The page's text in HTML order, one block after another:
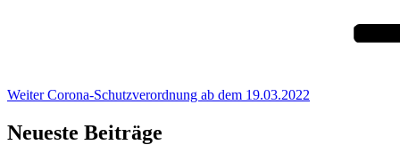
Weiter Corona-Schutzverordnung ab dem 19.03.2022
Neueste Beiträge